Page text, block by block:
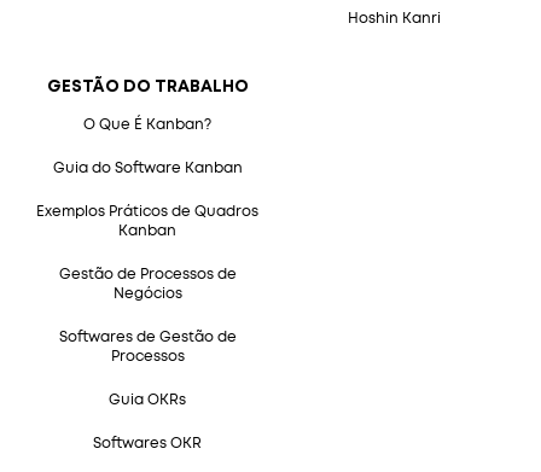
GESTÃO DO TRABALHO
O Que É Kanban?
Guia do Software Kanban
Exemplos Práticos de Quadros
Kanban
Gestão de Processos de
Negócios
Softwares de Gestão de
Processos
Guia OKRs
Softwares OKR
Hoshin Kanri